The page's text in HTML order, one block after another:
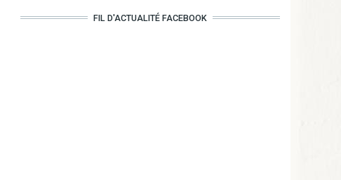
FIL D'ACTUALITÉ FACEBOOK